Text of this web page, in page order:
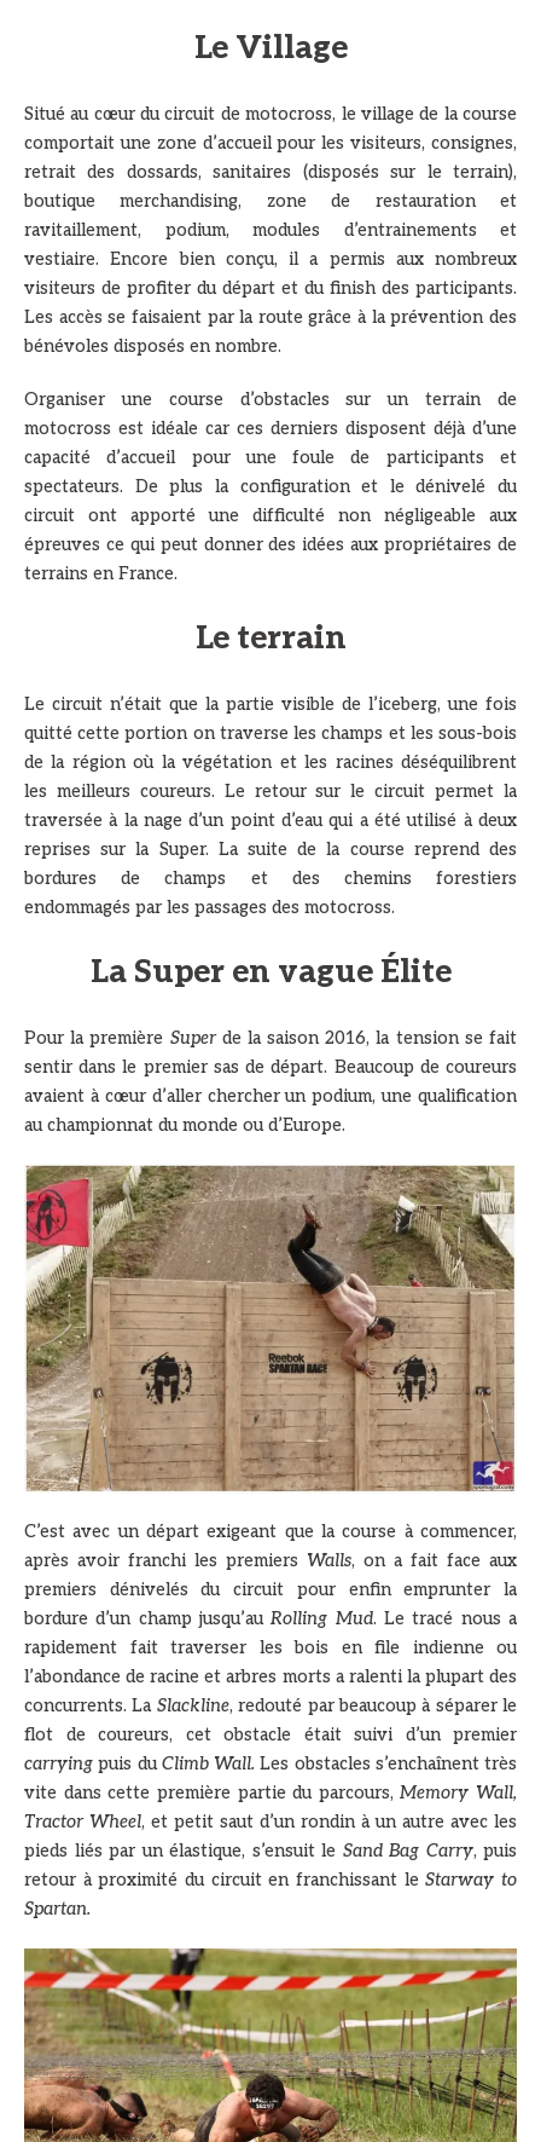
Le Village
Situé au cœur du circuit de motocross, le village de la course
comportait une zone d’accueil pour les visiteurs, consignes,
retrait des dossards, sanitaires (disposés sur le terrain),
boutique merchandising, zone de restauration et
ravitaillement, podium, modules d’entrainements et
vestiaire. Encore bien conçu, il a permis aux nombreux
visiteurs de profiter du départ et du finish des participants.
Les accès se faisaient par la route grâce à la prévention des
bénévoles disposés en nombre.
Organiser une course d’obstacles sur un terrain de
motocross est idéale car ces derniers disposent déjà d’une
capacité d’accueil pour une foule de participants et
spectateurs. De plus la configuration et le dénivelé du
circuit ont apporté une difficulté non négligeable aux
épreuves ce qui peut donner des idées aux propriétaires de
terrains en France.
Le terrain
Le circuit n’était que la partie visible de l’iceberg, une fois
quitté cette portion on traverse les champs et les sous-bois
de la région où la végétation et les racines déséquilibrent
les meilleurs coureurs. Le retour sur le circuit permet la
traversée à la nage d’un point d’eau qui a été utilisé à deux
reprises sur la Super. La suite de la course reprend des
bordures de champs et des chemins forestiers
endommagés par les passages des motocross.
La Super en vague Élite
Pour la première Superde la saison 2016, la tension se fait
sentir dans le premier sas de départ. Beaucoup de coureurs
avaient à cœur d’aller chercher un podium, une qualification
au championnat du monde ou d’Europe.
C’est avec un départ exigeant que la course à commencer,
après avoir franchi les premiers Walls, on a fait face aux
premiers dénivelés du circuit pour enfin emprunter la
bordure d’un champ jusqu’auRolling Mud. Le tracé nous a
rapidement fait traverser les bois en file indienne ou
l’abondance de racine et arbres morts a ralenti la plupart des
concurrents. La Slackline, redouté par beaucoup à séparer le
flot de coureurs, cet obstacle était suivi d’un premier
carrying puis duClimb Wall. Les obstacles s’enchaînent très
vite dans cette première partie du parcours,Memory Wall,
Tractor Wheel, et petit saut d’un rondin à un autre avec les
pieds liés par un élastique, s’ensuit le Sand Bag Carry, puis
retour à proximité du circuit en franchissant leStarway to
Spartan.